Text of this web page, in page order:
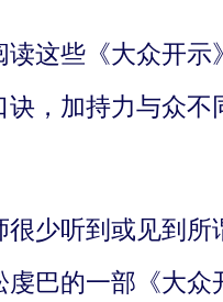
这些《大众开示
，加持力与众不
少听到或见到所
巴的一部《大众